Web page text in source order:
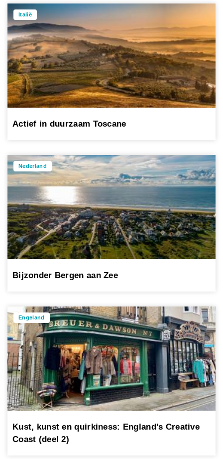
Italië
Actief in duurzaam Toscane
Nederland
Bijzonder Bergen aan Zee
Engeland
Kust, kunst en quirkiness: England’s Creative
Coast (deel 2)